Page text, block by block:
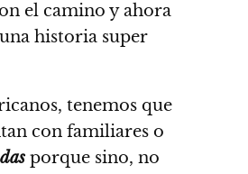
el camino y ahora
historia super
tenemos que
con familiares o
porque sino, no